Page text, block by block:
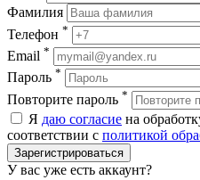
Фамилия
Телефон *
Email *
Пароль *
Повторите пароль *
Я даю согласие на
соответствии с политикой
Зарегистрироваться
У вас уже есть аккаунт?